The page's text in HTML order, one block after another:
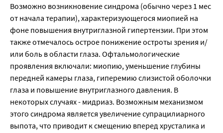
Возможно возникновение синдрома (обычно через 1 мес
от начала терапии), характеризующегося миопией на
фоне повышения внутриглазной гипертензии. При этом
также отмечалось острое понижение остроты зрения и/
или боль в области глаза. Офтальмологические
проявления включали: миопию, уменьшение глубины
передней камеры глаза, гиперемию слизистой оболочки
глаза и повышение внутриглазного давления. В
некоторых случаях - мидриаз. Возможным механизмом
этого синдрома является увеличение супрацилиарного
выпота, что приводит к смещению вперед хрусталика и